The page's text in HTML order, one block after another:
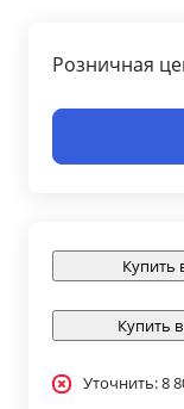
Розничная
Купить
Купить
Уточнить: 8